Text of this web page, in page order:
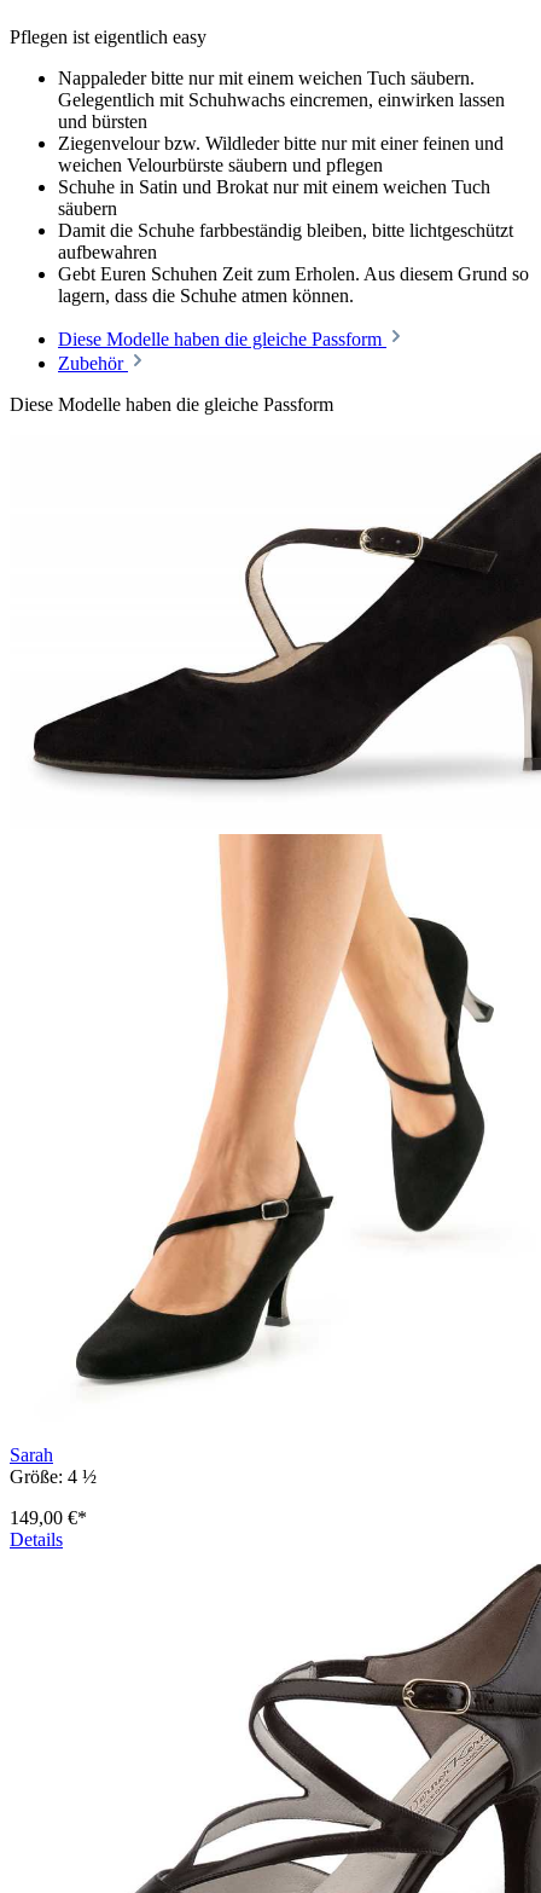
Pflegen ist eigentlich easy
Nappaleder bitte nur mit einem weichen Tuch säubern.
Gelegentlich mit Schuhwachs eincremen, einwirken lassen
und bürsten
Ziegenvelour bzw. Wildleder bitte nur mit einer feinen und
weichen Velourbürste säubern und pflegen
Schuhe in Satin und Brokat nur mit einem weichen Tuch
säubern
Damit die Schuhe farbbeständig bleiben, bitte lichtgeschützt
aufbewahren
Gebt Euren Schuhen Zeit zum Erholen. Aus diesem Grund so
lagern, dass die Schuhe atmen können.
Diese Modelle haben die gleiche Passform
Zubehör
Diese Modelle haben die gleiche Passform
Sarah
Größe: 4 ½
149,00 €*
Details